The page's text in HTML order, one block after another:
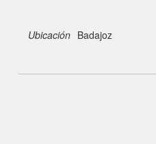
Ubicación Badajoz